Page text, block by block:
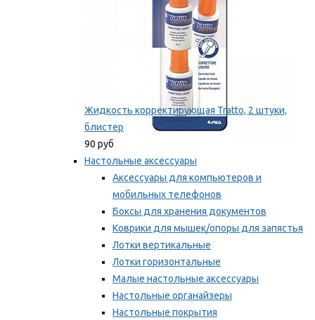
Жидкость корректирующая Tratto, 2 штуки,
блистер
90 руб
Настольные аксессуары
Аксессуары для компьютеров и
мобильных телефонов
Боксы для хранения документов
Коврики для мышек/опоры для запястья
Лотки вертикальные
Лотки горизонтальные
Малые настольные аксессуары
Настольные органайзеры
Настольные покрытия